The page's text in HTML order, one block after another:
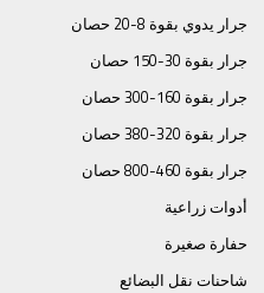
جرار يدوي بقوة 8-20 حصان
جرار بقوة 30-150 حصان
جرار بقوة 160-300 حصان
جرار بقوة 320-380 حصان
جرار بقوة 460-800 حصان
أدوات زراعية
حفارة صغيرة
شاحنات نقل البضائع